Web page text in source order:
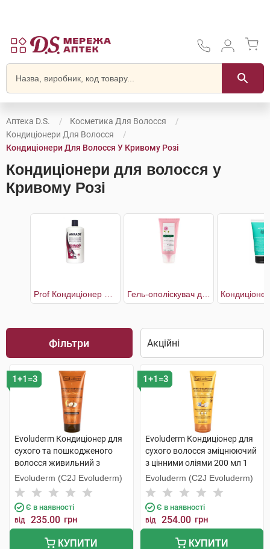
Аптека D.S.
Косметика Для Волосся
Кондиціонери Для Волосся
Кондиціонери Для Волосся У Кривому Розі
Кондиціонери для волосся у
Кривому Розі
Фільтри
1+1=3
Evoluderm Кондиціонер для
сухого та пошкодженого
волосся живильний з
аргановою олією 200 мл 1
туба
Evoluderm (C2J Evoluderm)
Є в наявності
від 235.00 грн
КУПИТИ
1+1=3
Evoluderm Кондиціонер для
сухого волосся зміцнюючий
з цінними оліями 200 мл 1
туба
Evoluderm (C2J Evoluderm)
Є в наявності
від 254.00 грн
КУПИТИ